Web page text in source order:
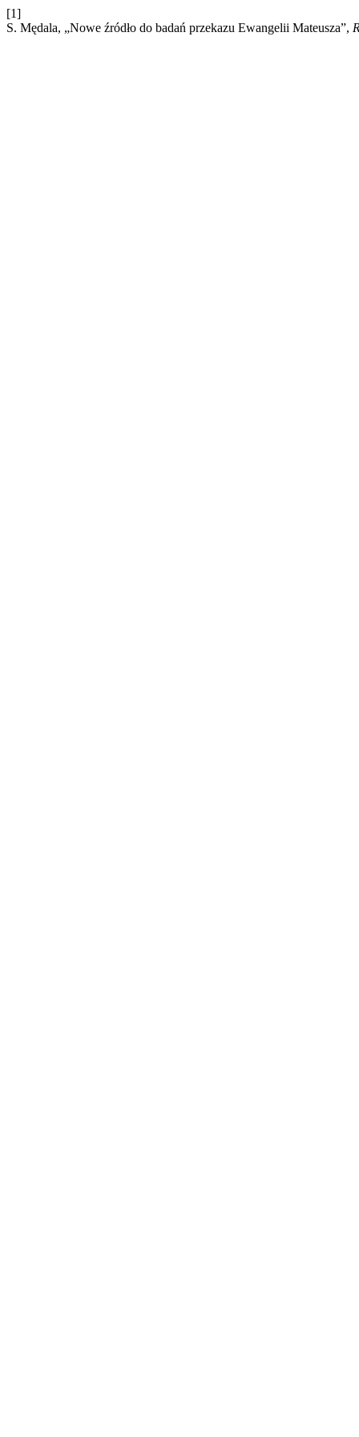
[1]
S. Mędala, „Nowe źródło do badań przekazu Ewangelii Mateusza”,